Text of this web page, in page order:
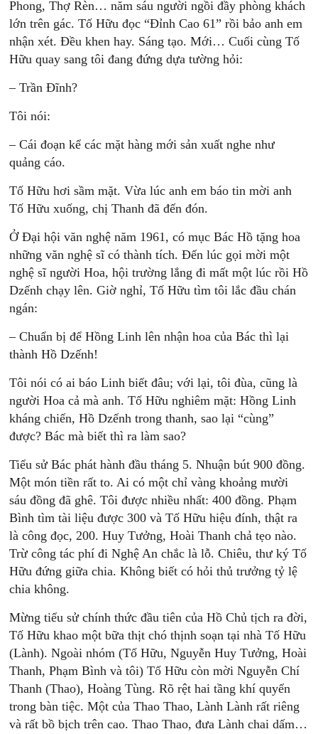
Phong, Thợ Rèn… năm sáu người ngồi đầy phòng khách
lớn trên gác. Tố Hữu đọc “Đỉnh Cao 61” rồi bảo anh em
nhận xét. Đều khen hay. Sáng tạo. Mới… Cuối cùng Tố
Hữu quay sang tôi đang đứng dựa tường hỏi:
– Trần Đĩnh?
Tôi nói:
– Cái đoạn kể các mặt hàng mới sản xuất nghe như
quảng cáo.
Tố Hữu hơi sầm mặt. Vừa lúc anh em báo tin mời anh
Tố Hữu xuống, chị Thanh đã đến đón.
Ở Đại hội văn nghệ năm 1961, có mục Bác Hồ tặng hoa
những văn nghệ sĩ có thành tích. Đến lúc gọi mời một
nghệ sĩ người Hoa, hội trường lắng đi mất một lúc rồi Hồ
Dzếnh chạy lên. Giờ nghỉ, Tố Hữu tìm tôi lắc đầu chán
ngán:
– Chuẩn bị để Hồng Linh lên nhận hoa của Bác thì lại
thành Hồ Dzếnh!
Tôi nói có ai báo Linh biết đâu; với lại, tôi đùa, cũng là
người Hoa cả mà anh. Tố Hữu nghiêm mặt: Hồng Linh
kháng chiến, Hồ Dzếnh trong thanh, sao lại “cùng”
được? Bác mà biết thì ra làm sao?
Tiểu sử Bác phát hành đầu tháng 5. Nhuận bút 900 đồng.
Một món tiền rất to. Ai có một chỉ vàng khoảng mười
sáu đồng đã ghê. Tôi được nhiều nhất: 400 đồng. Phạm
Bình tìm tài liệu được 300 và Tố Hữu hiệu đính, thật ra
là công đọc, 200. Huy Tưởng, Hoài Thanh chả tẹo nào.
Trừ công tác phí đi Nghệ An chắc là lỗ. Chiêu, thư ký Tố
Hữu đứng giữa chia. Không biết có hỏi thủ trưởng tỷ lệ
chia không.
Mừng tiểu sử chính thức đầu tiên của Hồ Chủ tịch ra đời,
Tố Hữu khao một bữa thịt chó thịnh soạn tại nhà Tố Hữu
(Lành). Ngoài nhóm (Tố Hữu, Nguyễn Huy Tưởng, Hoài
Thanh, Phạm Bình và tôi) Tố Hữu còn mời Nguyễn Chí
Thanh (Thao), Hoàng Tùng. Rõ rệt hai tầng khí quyển
trong bàn tiệc. Một của Thao Thao, Lành Lành rất riêng
và rất bồ bịch trên cao. Thao Thao, đưa Lành chai dấm…